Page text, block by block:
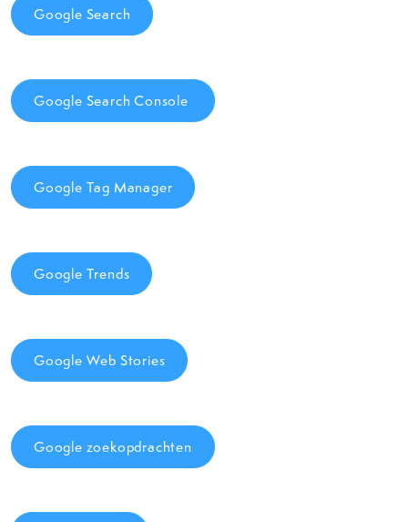
Google Search
Google Search Console
Google Tag Manager
Google Trends
Google Web Stories
Google zoekopdrachten